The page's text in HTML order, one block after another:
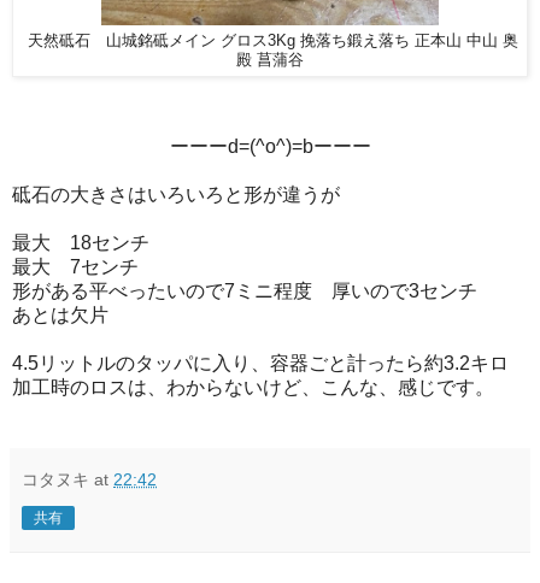
天然砥石 山城銘砥メイン グロス3Kg 挽落ち鍛え落ち 正本山 中山 奥
殿 菖蒲谷
ーーーd=(^o^)=bーーー
砥石の大きさはいろいろと形が違うが
最大 18センチ
最大 7センチ
形がある平べったいので7ミニ程度 厚いので3センチ
あとは欠片
4.5リットルのタッパに入り、容器ごと計ったら約3.2キロ
加工時のロスは、わからないけど、こんな、感じです。
コタヌキ at 22:42
共有